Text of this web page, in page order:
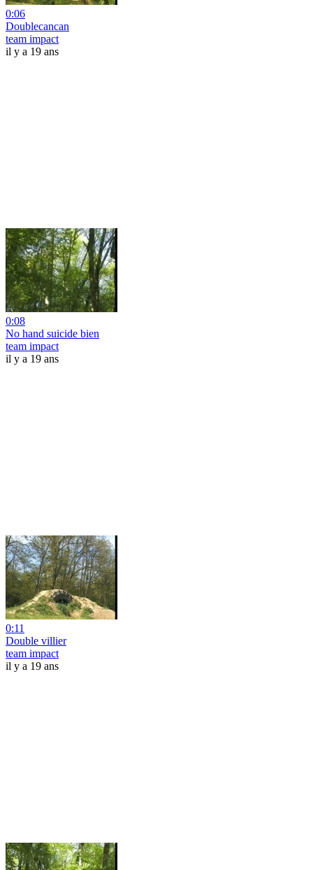
0:06
Doublecancan
team impact
il y a 19 ans
0:08
No hand suicide bien
team impact
il y a 19 ans
0:11
Double villier
team impact
il y a 19 ans